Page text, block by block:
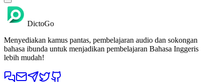
DictoGo
Menyediakan kamus pantas, pembelajaran audio dan sokongan
bahasa ibunda untuk menjadikan pembelajaran Bahasa Inggeris
lebih mudah!